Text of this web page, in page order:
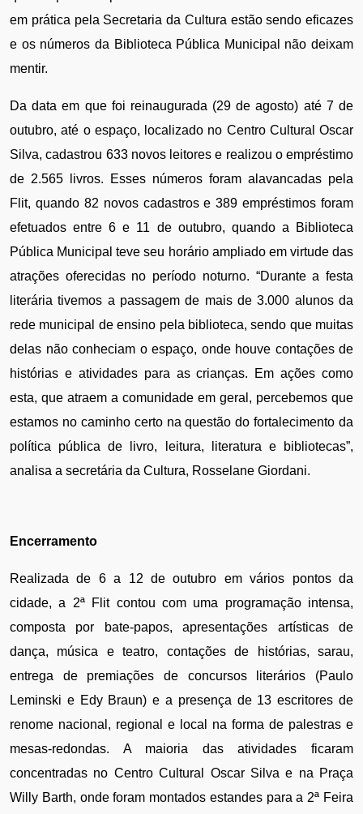
em prática pela Secretaria da Cultura estão sendo eficazes
e os números da Biblioteca Pública Municipal não deixam
mentir.
Da data em que foi reinaugurada (29 de agosto) até 7 de
outubro, até o espaço, localizado no Centro Cultural Oscar
Silva, cadastrou 633 novos leitores e realizou o empréstimo
de 2.565 livros. Esses números foram alavancadas pela
Flit, quando 82 novos cadastros e 389 empréstimos foram
efetuados entre 6 e 11 de outubro, quando a Biblioteca
Pública Municipal teve seu horário ampliado em virtude das
atrações oferecidas no período noturno. “Durante a festa
literária tivemos a passagem de mais de 3.000 alunos da
rede municipal de ensino pela biblioteca, sendo que muitas
delas não conheciam o espaço, onde houve contações de
histórias e atividades para as crianças. Em ações como
esta, que atraem a comunidade em geral, percebemos que
estamos no caminho certo na questão do fortalecimento da
política pública de livro, leitura, literatura e bibliotecas”,
analisa a secretária da Cultura, Rosselane Giordani.
Encerramento
Realizada de 6 a 12 de outubro em vários pontos da
cidade, a 2ª Flit contou com uma programação intensa,
composta por bate-papos, apresentações artísticas de
dança, música e teatro, contações de histórias, sarau,
entrega de premiações de concursos literários (Paulo
Leminski e Edy Braun) e a presença de 13 escritores de
renome nacional, regional e local na forma de palestras e
mesas-redondas. A maioria das atividades ficaram
concentradas no Centro Cultural Oscar Silva e na Praça
Willy Barth, onde foram montados estandes para a 2ª Feira